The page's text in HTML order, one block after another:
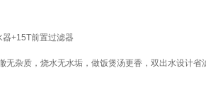
+15T前置过滤器
杂质，烧水无水垢，做饭煲汤更香，双出水设计省